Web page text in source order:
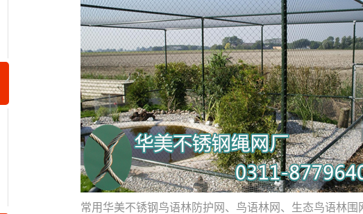
常用华美不锈钢鸟语林防护网、鸟语林网、生态鸟语林围